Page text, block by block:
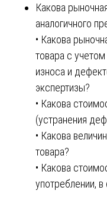
Какова
аналогичного
• Какова
товара с
износа и
экспертизы?
• Какова
(устранения
• Какова
товара?
• Какова
употреблении,